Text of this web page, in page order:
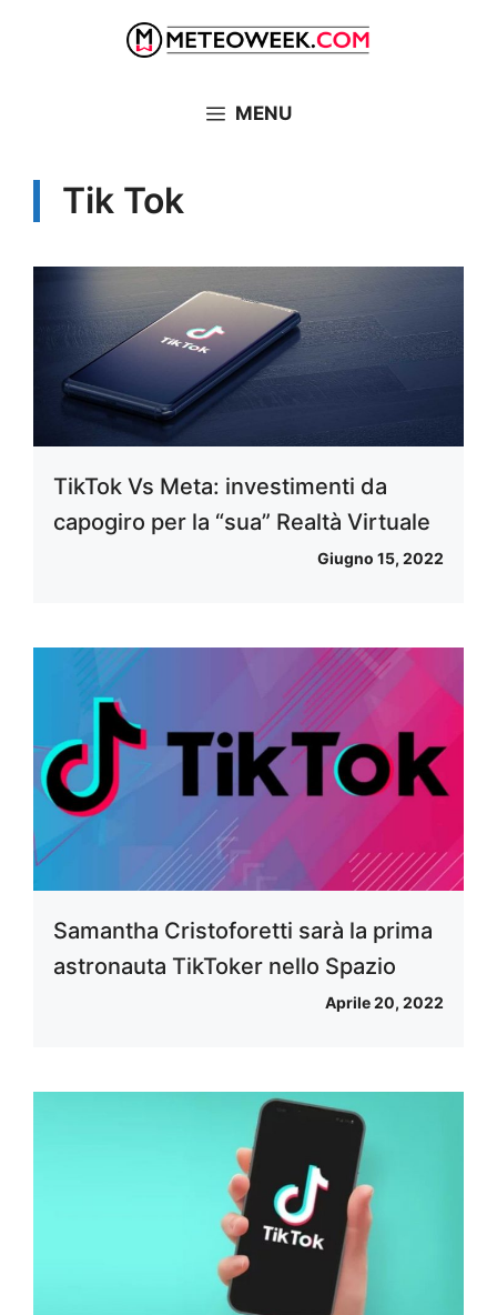
MENU
Tik Tok
TikTok Vs Meta: investimenti da
capogiro per la “sua” Realtà Virtuale
Giugno 15, 2022
Samantha Cristoforetti sarà la prima
astronauta TikToker nello Spazio
Aprile 20, 2022